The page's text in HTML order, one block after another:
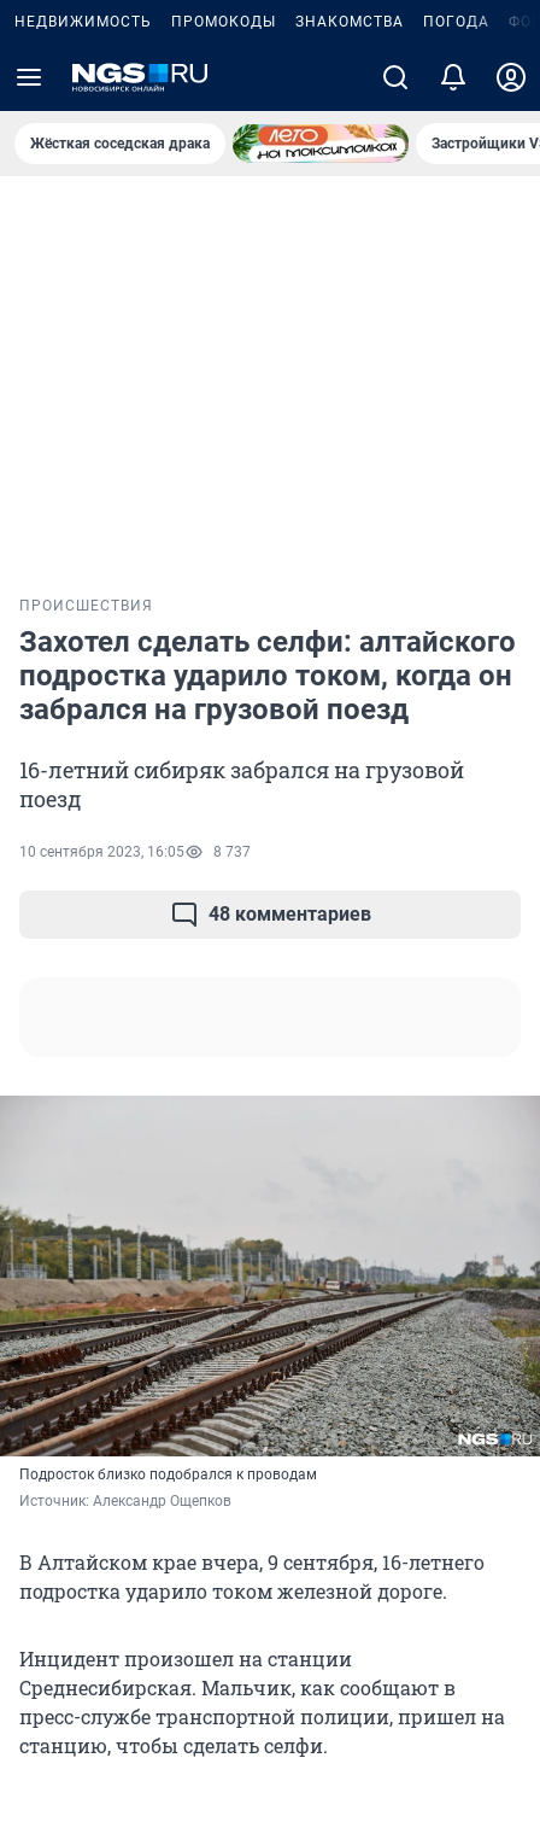
НЕДВИЖИМОСТЬ ПРОМОКОДЫ ЗНАКОМСТВА ПОГОДА
Жёсткая соседская драка Застройщики
ПРОИСШЕСТВИЯ
Захотел сделать селфи: алтайского
подростка ударило током, когда он
забрался на грузовой поезд
16-летний сибиряк забрался на грузовой
поезд
10 сентября 2023, 16:05 8 737
48 комментариев
Подросток близко подобрался к проводам
Источник: Александр Ощепков
В Алтайском крае вчера, 9 сентября, 16-летнего
подростка ударило током железной дороге.
Инцидент произошел на станции
Среднесибирская. Мальчик, как сообщают в
пресс-службе транспортной полиции, пришел на
станцию, чтобы сделать селфи.